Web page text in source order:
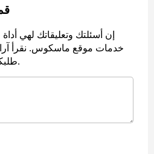
إن أسئلتك وتعليقاتك لهي
خدمات موقع ماسكوس. نقرأ
طلبكم في أسرع وقت ممكن.